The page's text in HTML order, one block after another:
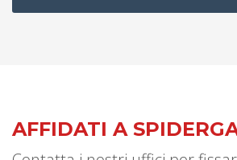
AFFIDATI A